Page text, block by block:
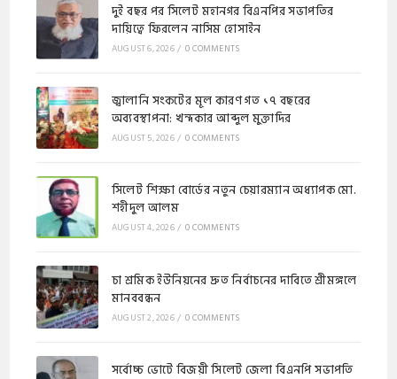
দুই বছর পর সিলেট মহানগর বিএনপির সভাপতির
দায়িত্বে ফিরলেন নাসিম হোসাইন
AUGUST 6, 2026/ 0 COMMENTS
জ্বালানি সংকটের মূল কারণ গত ১৭ বছরের
অব্যবস্থাপনা: খন্দকার আব্দুল মুক্তাদির
AUGUST 5, 2026/ 0 COMMENTS
সিলেট শিক্ষা বোর্ডের নতুন চেয়ারম্যান অধ্যাপক মো.
শহীদুল আলম
AUGUST 4, 2026/ 0 COMMENTS
চা শ্রমিক ইউনিয়নের দ্রুত নির্বাচনের দাবিতে শ্রীমঙ্গলে
মানববন্ধন
AUGUST 2, 2026/ 0 COMMENTS
সর্বোচ্চ ভোটে বিজয়ী সিলেট জেলা বিএনপি সভাপতি